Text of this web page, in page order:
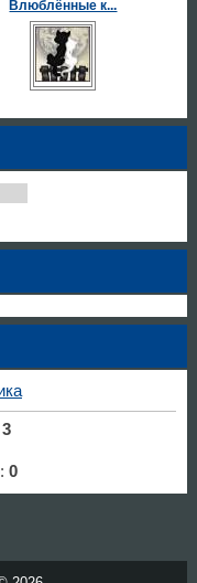
Влюблённые к...
3
0